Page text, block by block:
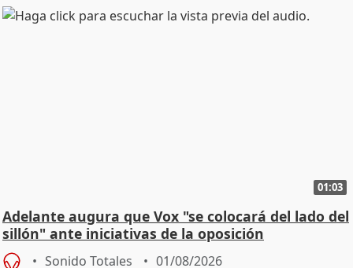
01:03
Adelante augura que Vox "se colocará del lado del
sillón" ante iniciativas de la oposición
Sonido Totales 01/08/2026